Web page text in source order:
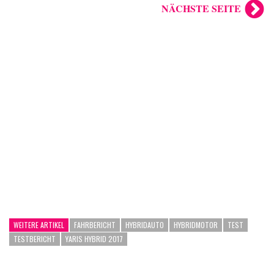
NÄCHSTE SEITE
WEITERE ARTIKEL FAHRBERICHT HYBRIDAUTO HYBRIDMOTOR
TEST
TESTBERICHT
YARIS HYBRID 2017